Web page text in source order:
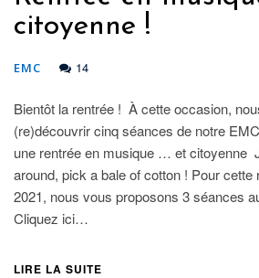
citoyenne !
EMC 14
Bientôt la rentrée ! À cette occasion,
(re)découvrir cinq séances de notre
une rentrée en musique … et citoyenne
around, pick a bale of cotton ! Pour cette
2021, nous vous proposons 3 séances
Cliquez ici…
LIRE LA SUITE